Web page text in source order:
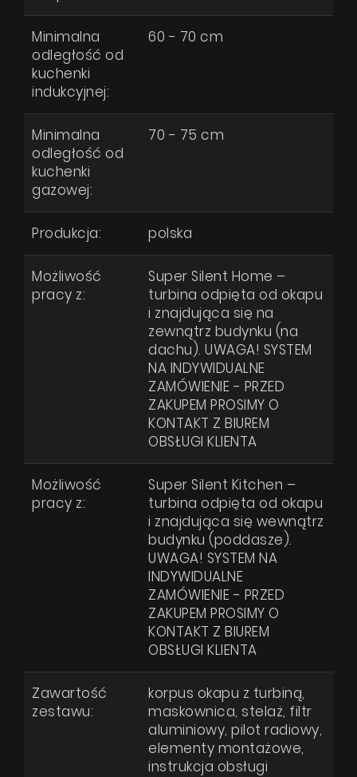
Strefa architekta
Wsparcie techniczne
Gdzie kupić
Inspiracje
Kontakt
Wyrażam zgodę na przetwarzanie moich danych osobowych zgodnie
Polityką prywatności
Minimalna
odległość od
kuchenki
indukcyjnej:
60 - 70 cm
Minimalna
odległość od
kuchenki
gazowej:
70 - 75 cm
Produkcja: polska
Możliwość
pracy z:
Super Silent Home –
turbina odpięta od okapu
i znajdująca się na
zewnątrz budynku (na
dachu). UWAGA! SYSTEM
NA INDYWIDUALNE
ZAMÓWIENIE - PRZED
ZAKUPEM PROSIMY O
KONTAKT Z BIUREM
OBSŁUGI KLIENTA
Możliwość
pracy z:
Super Silent Kitchen –
turbina odpięta od okapu
i znajdująca się wewnątrz
budynku (poddasze).
UWAGA! SYSTEM NA
INDYWIDUALNE
ZAMÓWIENIE - PRZED
ZAKUPEM PROSIMY O
KONTAKT Z BIUREM
OBSŁUGI KLIENTA
Zawartość
zestawu:
korpus okapu z turbiną,
maskownica, stelaż, filtr
aluminiowy, pilot radiowy,
elementy montażowe,
instrukcja obsługi